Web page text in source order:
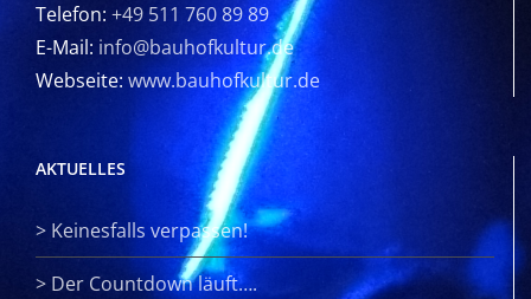
Telefon: +49 511 760 89 89
E-Mail: info@bauhofkultur.de
Webseite: www.bauhofkultur.de
AKTUELLES
> Keinesfalls verpassen!
> Der Countdown läuft….